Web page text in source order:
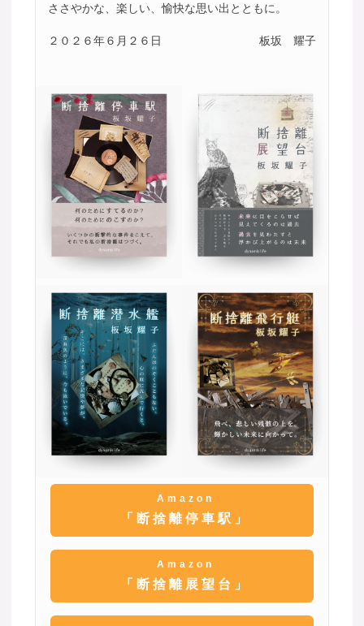
ささやかな、楽しい、愉快な思い出とともに。
２０２６年６月２６日 板坂 耀子
Amazon
「断捨離停車駅」
Amazon
「断捨離展望台」